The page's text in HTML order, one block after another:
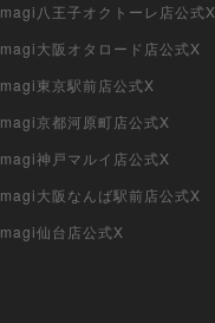
magi八王子オクトーレ店公式X
magi大阪オタロード店公式X
magi東京駅前店公式X
magi京都河原町店公式X
magi神戸マルイ店公式X
magi大阪なんば駅前店公式X
magi仙台店公式X